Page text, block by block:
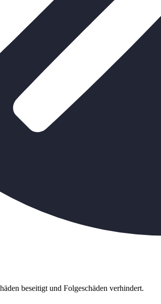
beseitigt und Folgeschäden verhindert.